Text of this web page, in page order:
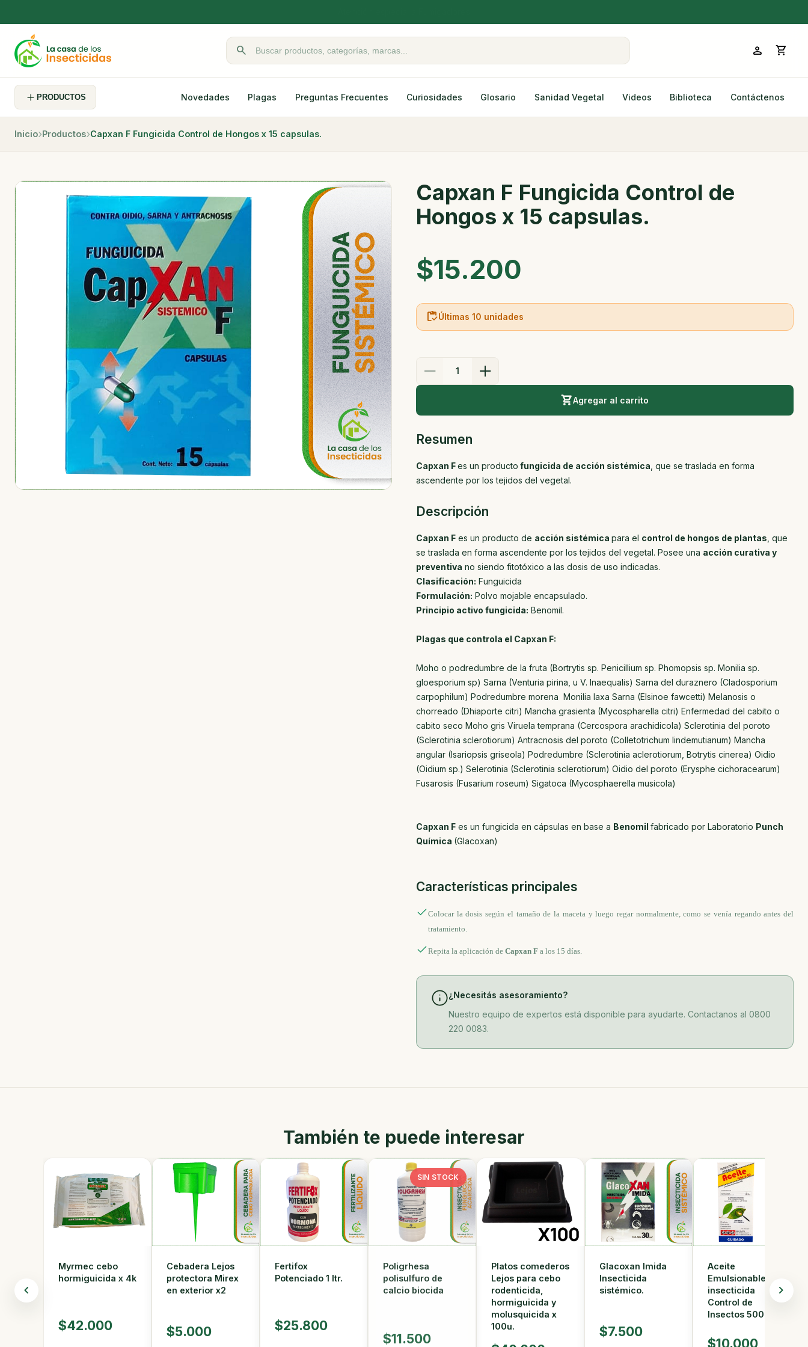
Buscar productos
search person shopping_cart
PRODUCTOS Novedades Plagas Preguntas Frecuentes Curiosidades Glosario Sanidad Vegetal Videos Biblioteca Contáctenos
Inicio Productos Capxan F Fungicida Control de Hongos x 15 capsulas.
Capxan F Fungicida Control de
Hongos x 15 capsulas.
$15.200
inventoryÚltimas 10 unidades
1
Agregar al carrito
Resumen
Capxan Fes un producto fungicida de acción sistémica , que se traslada en forma
ascendente por los tejidos del vegetal.
Descripción
Capxan F es un producto de acción sistémica para el control de hongos de plantas , que
se traslada en forma ascendente por los tejidos del vegetal. Posee una acción curativa y
preventiva no siendo fitotóxico a las dosis de uso indicadas.
Clasificación: Funguicida
Formulación: Polvo mojable encapsulado.
Principio activo fungicida: Benomil.
Plagas que controla el Capxan F:
Moho o podredumbre de la fruta (Bortrytis sp. Penicillium sp. Phomopsis sp. Monilia sp.
gloesporium sp) Sarna (Venturia pirina, u V. Inaequalis) Sarna del duraznero (Cladosporium
carpophilum) Podredumbre morena Monilia laxa Sarna (Elsinoe fawcetti) Melanosis o
chorreado (Dhiaporte citri) Mancha grasienta (Mycospharella citri) Enfermedad del cabito o
cabito seco Moho gris Viruela temprana (Cercospora arachidicola) Sclerotinia del poroto
(Sclerotinia sclerotiorum) Antracnosis del poroto (Colletotrichum lindemutianum) Mancha
angular (Isariopsis griseola) Podredumbre (Sclerotinia aclerotiorum, Botrytis cinerea) Oidio
(Oidium sp.) Selerotinia (Sclerotinia sclerotiorum) Oidio del poroto (Erysphe cichoracearum)
Fusarosis (Fusarium roseum) Sigatoca (Mycosphaerella musicola)
Capxan F es un fungicida en cápsulas en base a Benomil fabricado por Laboratorio Punch
Química (Glacoxan)
Características principales
Colocar la dosis según el tamaño de la maceta y luego regar normalmente, como se venía regando antes del
tratamiento.
Repita la aplicación de Capxan F a los 15 días.
¿Necesitás asesoramiento?
Nuestro equipo de expertos está disponible para ayudarte. Contactanos al 0800
220 0083.
También te puede interesar
Myrmec cebo
hormiguicida x 4k
$42.000
Cebadera Lejos
protectora Mirex
en exterior x2
$5.000
Fertifox
Potenciado 1 ltr.
$25.800
SIN STOCK
Poligrhesa
polisulfuro de
calcio biocida
$11.500
Platos comederos
Lejos para cebo
rodenticida,
hormiguicida y
molusquicida x
100u.
Glacoxan Imida
Insecticida
sistémico.
$7.500
Aceite
Emulsionable
insecticida
Control de
Insectos 500cc
$10.000